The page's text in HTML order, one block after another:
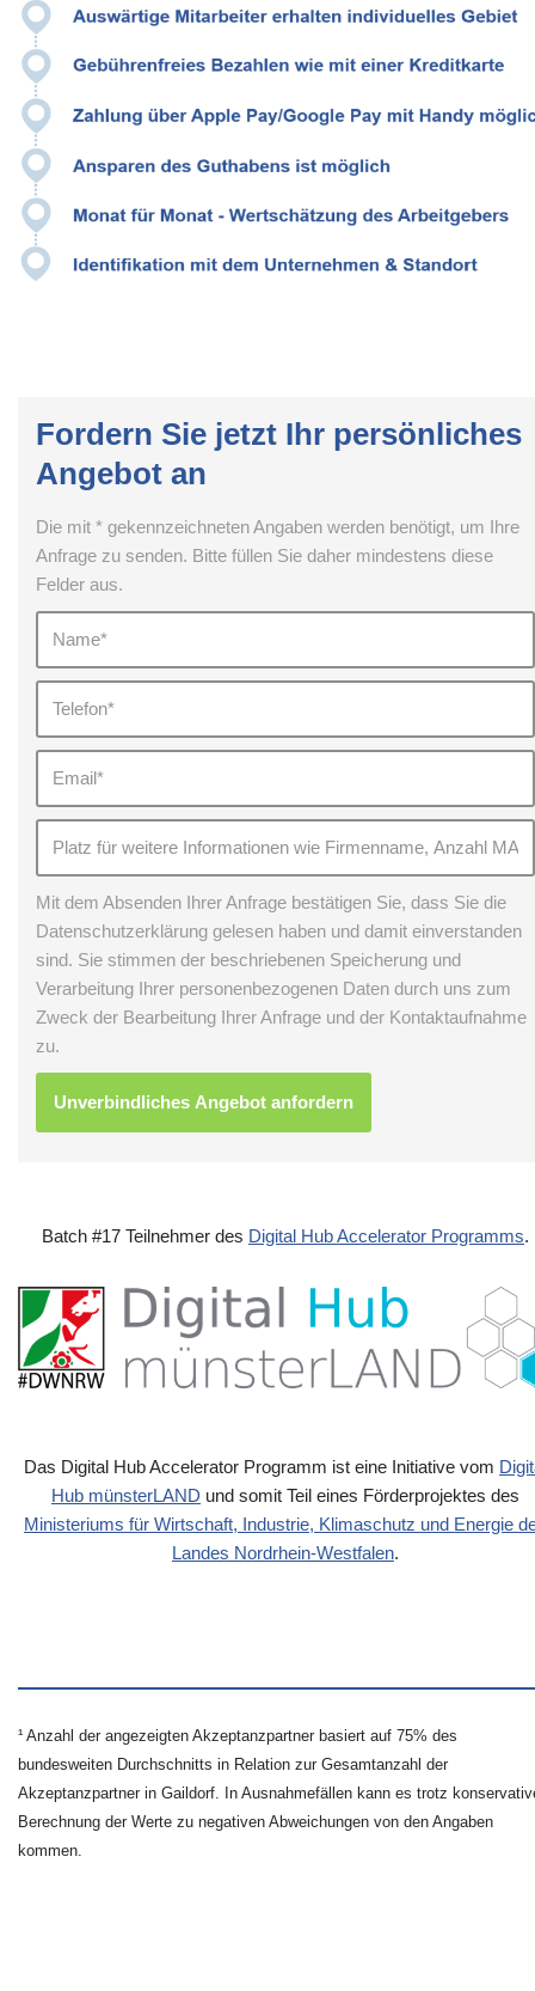
Fordern Sie jetzt Ihr persönliches
Angebot an
Die mit * gekennzeichneten Angaben werden benötigt, um Ihre
Anfrage zu senden. Bitte füllen Sie daher mindestens diese
Felder aus.
Mit dem Absenden Ihrer Anfrage bestätigen Sie, dass Sie die
Datenschutzerklärung gelesen haben und damit einverstanden
sind. Sie stimmen der beschriebenen Speicherung und
Verarbeitung Ihrer personenbezogenen Daten durch uns zum
Zweck der Bearbeitung Ihrer Anfrage und der Kontaktaufnahme
zu.
Batch #17 Teilnehmer des Digital Hub Accelerator Programms.
Das Digital Hub Accelerator Programm ist eine Initiative vom
Hub münsterLAND und somit Teil eines Förderprojektes des
Ministeriums für Wirtschaft, Industrie, Klimaschutz und Energie
Landes Nordrhein-Westfalen.
¹ Anzahl der angezeigten Akzeptanzpartner basiert auf 75% des
bundesweiten Durchschnitts in Relation zur Gesamtanzahl der
Akzeptanzpartner in Gaildorf. In Ausnahmefällen kann es trotz
Berechnung der Werte zu negativen Abweichungen von den Angaben
kommen.